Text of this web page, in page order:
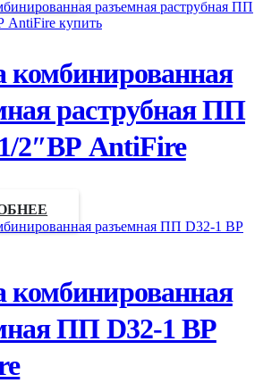
раструбная ПП
2″ВР AntiFire
ПП D32-1 ВР